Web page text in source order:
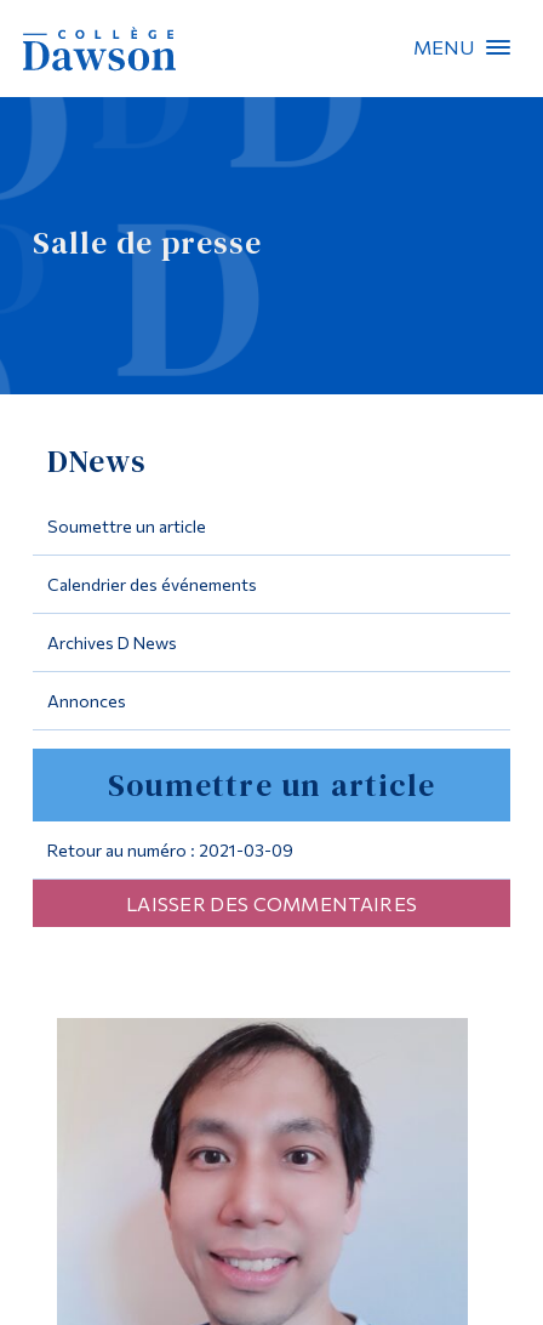
MENU
Salle de presse
DNews
Soumettre un article
Calendrier des événements
Archives D News
Annonces
Soumettre un article
Retour au numéro : 2021-03-09
LAISSER DES COMMENTAIRES
Recherche sur le site
Recherche de personnes
EN
Omnivox
Outils
Programmes
Formation continue
Admissions
Qui vous êtes
Étudiants actuels
Corps enseignant et
personnel administratif
Diplômé·es et visiteur·euses